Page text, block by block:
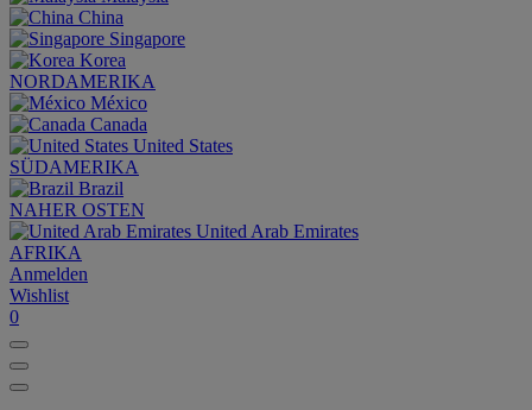
China
Singapore
Korea
NORDAMERIKA
México
Canada
United States
SÜDAMERIKA
Brazil
NAHER OSTEN
United Arab Emirates
AFRIKA
Anmelden
Wishlist
0